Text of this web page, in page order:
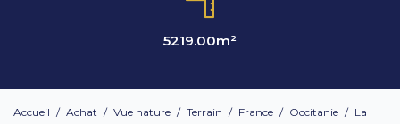
5219.00m²
Accueil / Achat / Vue nature / Terrain / France / Occitanie / La